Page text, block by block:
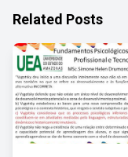
Related Posts